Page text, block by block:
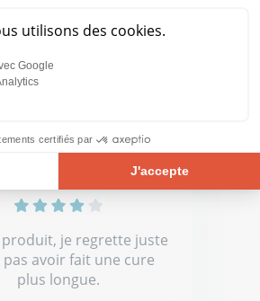
utilisons des cookies.
Google
certifiés par
J'accepte
Consentement : Personnalisez vos
permet d'adapter et de gérer vos
je regrette juste
pas avoir fait une cure
plus longue.